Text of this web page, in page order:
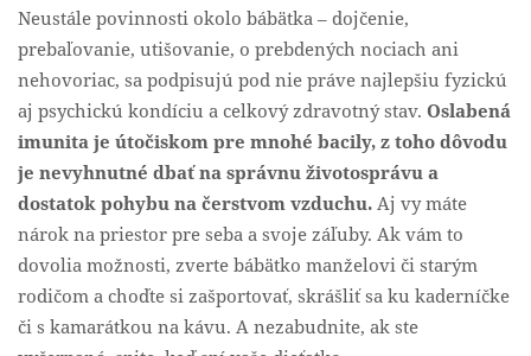
Neustále povinnosti okolo bábätka – dojčenie,
prebaľovanie, utišovanie, o prebdených nociach ani
nehovoriac, sa podpisujú pod nie práve najlepšiu fyzickú
aj psychickú kondíciu a celkový zdravotný stav. Oslabená
imunita je útočiskom pre mnohé bacily, z toho dôvodu
je nevyhnutné dbať na správnu životosprávu a
dostatok pohybu na čerstvom vzduchu. Aj vy máte
nárok na priestor pre seba a svoje záľuby. Ak vám to
dovolia možnosti, zverte bábätko manželovi či starým
rodičom a choďte si zašportovať, skrášliť sa ku kaderníčke
či s kamarátkou na kávu. A nezabudnite, ak ste